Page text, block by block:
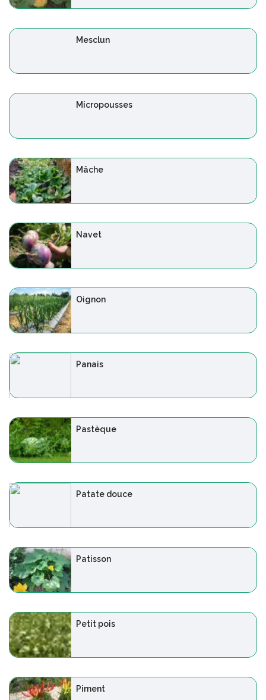
Mesclun
Micropousses
Mâche
Navet
Oignon
Panais
Pastèque
Patate douce
Patisson
Petit pois
Piment